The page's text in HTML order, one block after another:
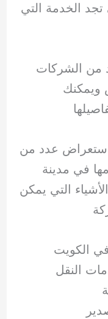
تجد الخدمة التي
من الشركات
ويمكنك
عدد من
في مدينة
التي يمكن
الكويت
النقل